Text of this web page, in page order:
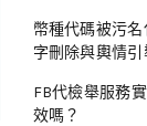
幣種代碼被污
字刪除與輿情引
FB代檢舉服務
效嗎？